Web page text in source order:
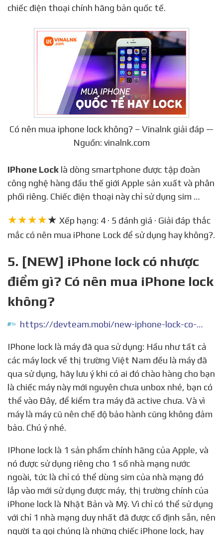
chiếc điện thoại chính hãng bản quốc tế.
Có nên mua iphone lock không? – Vinalnk giải đáp —
Nguồn: vinalnk.com
IPhone Lock là dòng smartphone được tập đoàn
công nghệ hàng đầu thế giới Apple sản xuất và phân
phối riêng. Chiếc điện thoại này chỉ sử dụng sim …
★★★★★ Xếp hạng: 4 · 5 đánh giá · Giải đáp thắc
mắc có nên mua iPhone Lock để sử dụng hay không?.
5. [NEW] iPhone lock có nhược
điểm gì? Có nên mua iPhone lock
không?
https://devteam.mobi/new-iphone-lock-co-nhuoc-diem-gi-co-nen-mua-iphone-lock-khong-may-lock-la-gi/
IPhone lock là máy đã qua sử dụng: Hầu như tất cả
các máy lock về thị trường Việt Nam đều là máy đã
qua sử dụng, hãy lưu ý khi có ai đó chào hàng cho bạn
là chiếc máy này mới nguyên chưa unbox nhé, bạn có
thể vào Đây, để kiểm tra máy đã active chưa. Và vì
máy là máy cũ nên chế độ bảo hành cũng không đảm
bảo. Chú ý nhé.
IPhone lock là 1 sản phẩm chính hãng của Apple, và
nó được sử dụng riêng cho 1 số nhà mạng nước
ngoài, tức là chỉ có thể dùng sim của nhà mạng đó
lắp vào mới sử dụng được máy, thị trường chính của
iPhone lock là Nhật Bản và Mỹ. Vì chỉ có thể sử dụng
với chỉ 1 nhà mạng duy nhất đã được cố định sẵn, nên
người ta gọi chúng là những chiếc iPhone lock, hay